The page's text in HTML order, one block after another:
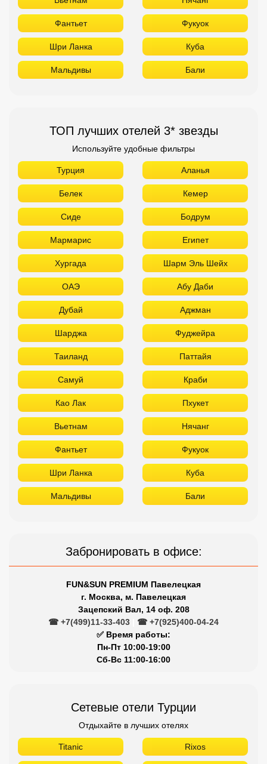
Фантьет Фукуок
Шри Ланка Куба
Мальдивы Бали
ТОП лучших отелей 3* звезды
Используйте удобные фильтры
Турция Аланья
Белек Кемер
Сиде Бодрум
Мармарис Египет
Хургада Шарм Эль Шейх
ОАЭ Абу Даби
Дубай Аджман
Шарджа Фуджейра
Таиланд Паттайя
Самуй Краби
Као Лак Пхукет
Вьетнам Нячанг
Фантьет Фукуок
Шри Ланка Куба
Мальдивы Бали
Забронировать в офисе:
FUN&SUN PREMIUM Павелецкая
г. Москва, м. Павелецкая
Зацепский Вал, 14 оф. 208
☎ +7(499)11-33-403
☎ +7(925)400-04-24
✅ Время работы:
Пн-Пт 10:00-19:00
Сб-Вс 11:00-16:00
Сетевые отели Турции
Отдыхайте в лучших отелях
Titanic Rixos